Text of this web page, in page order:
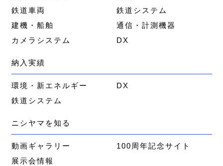
鉄道車両
鉄道システム
建機・船舶
通信・計測機器
カメラシステム
DX
納入実績
環境・新エネルギー
DX
鉄道システム
ニシヤマを知る
動画ギャラリー
100周年記念サイト
展示会情報